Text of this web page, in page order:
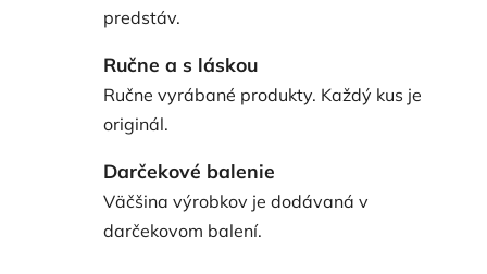
predstáv.
Ručne a s láskou
Ručne vyrábané produkty. Každý kus je
originál.
Darčekové balenie
Väčšina výrobkov je dodávaná v
darčekovom balení.